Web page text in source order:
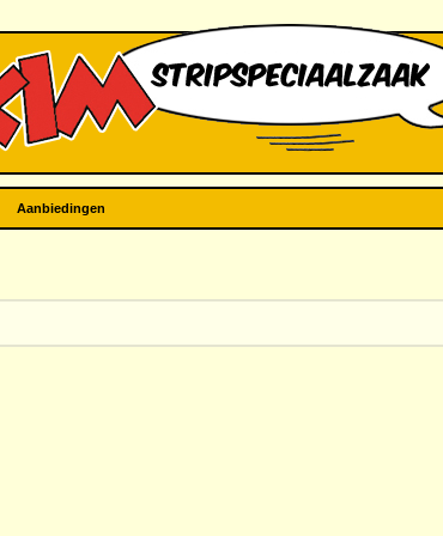
Aanbiedingen